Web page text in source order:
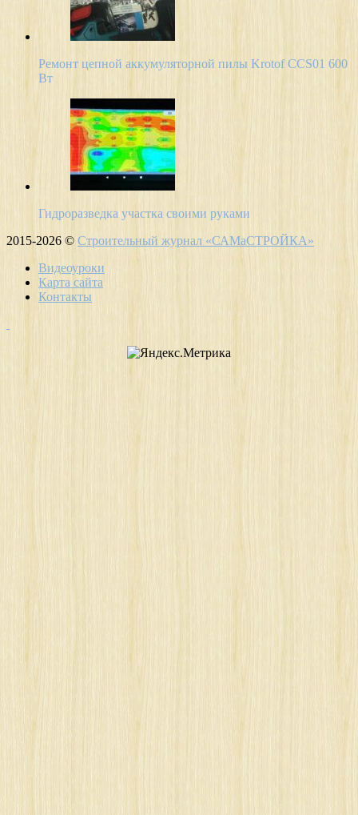
Ремонт цепной аккумуляторной пилы Krotof CCS01 600
Вт
Гидроразведка участка своими руками
2015-2026 © Строительный журнал «САМаСТРОЙКА»
Видеоуроки
Карта сайта
Контакты